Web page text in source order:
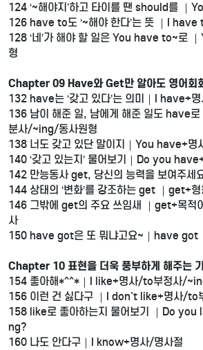
124 ‘~해야지’하고 타이를 땐 should를 ｜
126 have to도 ‘~해야 한다’는 뜻 ｜I have
128 ‘네’가 해야 할 일은 You have to~로
형
Chapter 09 Have와 Get만 알아도 영어회
132 have는 ‘갖고 있다’는 의미｜I have+명
136 남이 해준 일, 남에게 해준 일도 have
분사/~ing/동사원형
138 너도 갖고 있단 말이지｜You have+명
140 ‘갖고 있는지’ 물어보기｜Do you
142 만능동사 get, 당신의 능력을 보여주세
144 상태의 ‘변화’를 강조하는 get ｜get+
146 그밖에 get의 주요 쓰임새 ｜get+목적
사
150 have got은 또 뭐냐고요~｜have got
Chapter 10 표현을 더욱 풍부하게 해주는
154 좋아해*^^*｜I like+명사/to부정사/
156 이런 건 싫다구 ｜I don't like+명사/to
158 like로 좋아하는지 물어보기 ｜Do
ng?
160 나도 안다구｜I know+명사/명사절